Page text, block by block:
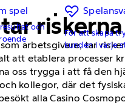
spel
och
För att skapa
kunden i varje
arbetsgivare, tar
att etablera processer
oss trygga i att få den
kollegor, där det
alla Casino